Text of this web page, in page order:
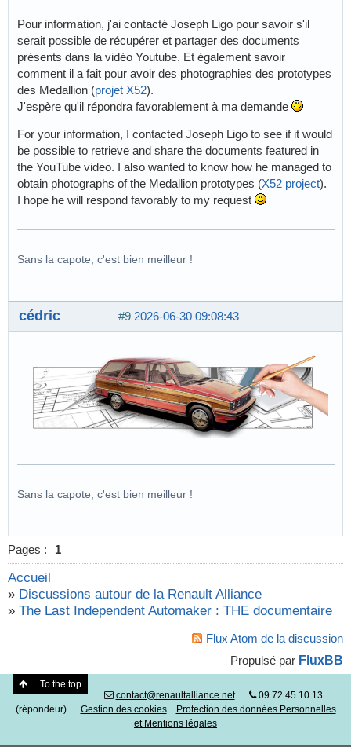
Pour information, j'ai contacté Joseph Ligo pour savoir s'il
serait possible de récupérer et partager des documents
présents dans la vidéo Youtube. Et également savoir
comment il a fait pour avoir des photographies des prototypes
des Medallion (projet X52).
J'espère qu'il répondra favorablement à ma demande
For your information, I contacted Joseph Ligo to see if it would
be possible to retrieve and share the documents featured in
the YouTube video. I also wanted to know how he managed to
obtain photographs of the Medallion prototypes (X52 project).
I hope he will respond favorably to my request
Sans la capote, c'est bien meilleur !
#9 2026-06-30 09:08:43
cédric
Sans la capote, c'est bien meilleur !
Pages : 1
Accueil
» Discussions autour de la Renault Alliance
» The Last Independent Automaker : THE documentaire
Flux Atom de la discussion
Propulsé par FluxBB
To the top
contact@renaultalliance.net
09.72.45.10.13
(répondeur) Gestion des cookies
Protection des données Personnelles
et Mentions légales